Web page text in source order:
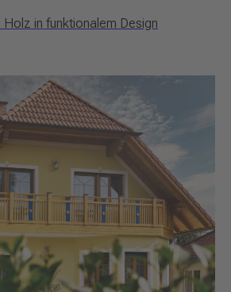
in funktionalem Design